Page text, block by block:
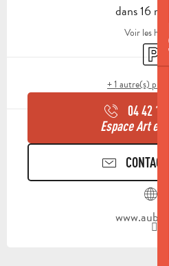
dans 16
Voir les
+ 1 autre(s)
04 42 18
Espace Art et